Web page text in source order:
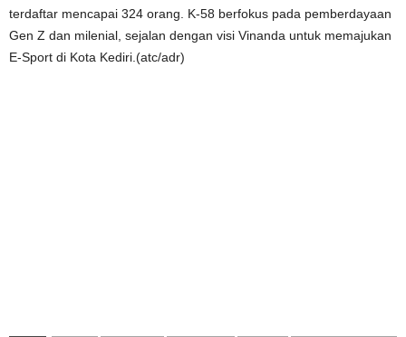
terdaftar mencapai 324 orang. K-58 berfokus pada pemberdayaan
Gen Z dan milenial, sejalan dengan visi Vinanda untuk memajukan
E-Sport di Kota Kediri.(atc/adr)